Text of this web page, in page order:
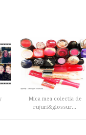
Mica mea colectia de
rujuri&glossur...